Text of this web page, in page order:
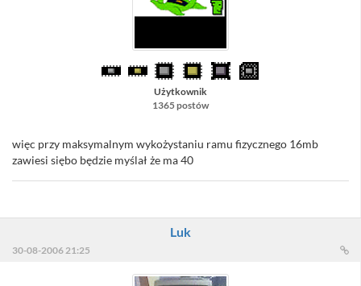
Użytkownik
1365 postów
więc przy maksymalnym wykożystaniu ramu fizycznego 16mb
zawiesi siębo będzie myślał że ma 40
Luk
30-08-2006 21:25